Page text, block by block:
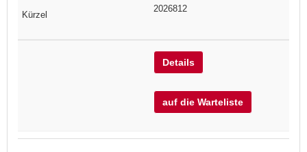
2026812
Details
auf die Warteliste